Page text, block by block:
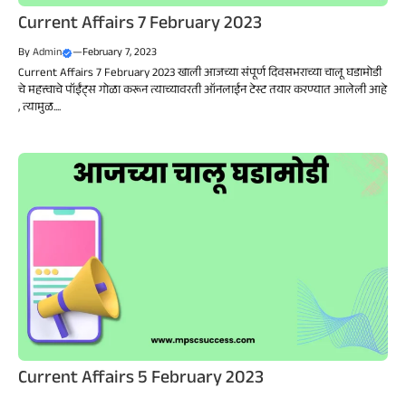
Current Affairs 7 February 2023
ByAdmin —February 7, 2023
Current Affairs 7 February 2023 खाली आजच्या संपूर्ण दिवसभराच्या चालू घडामोडी
चे महत्त्वाचे पॉईंट्स गोळा करून त्याच्यावरती ऑनलाईन टेस्ट तयार करण्यात आलेली आहे
, त्यामुळ....
Current Affairs 5 February 2023